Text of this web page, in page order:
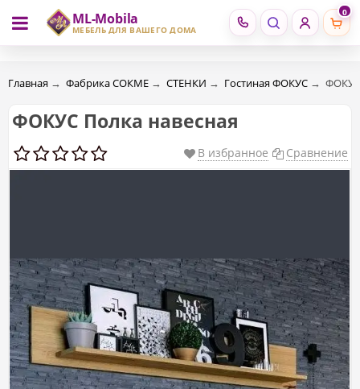
ML-Mobila
МЕБЕЛЬ ДЛЯ ВАШЕГО ДОМА
0
RU RO
Главная → Фабрика СОКМЕ → СТЕНКИ → Гостиная ФОКУС → ФОКУС
ФОКУС Полка навесная
В избранное Сравнение